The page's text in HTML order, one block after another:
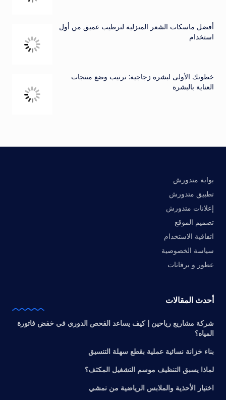
أفضل ماسكات الشعر المنزلية لترطيب عميق من أول
استخدام
خطوتك الأولى لبشرة زجاجية: ترتيب وضع منتجات
العناية بالبشرة
بوابة متدورش
تطبيق متدورش
إعلانات متدورش
تصميم الموقع
اتفاقية الاستخدام
سياسة الخصوصية
عطور و برفانات
أحدث المقالات
شركة مشاريع رياحين | كيف يساعد الفحص الدوري في خفض فاتورة
المياه؟
بناء خزانة نسائية عملية بقطع سهلة التنسيق
لماذا يسبق التنظيف موسم التشغيل المكثف؟
اختيار الأحذية والملابس الرياضية من نمشي